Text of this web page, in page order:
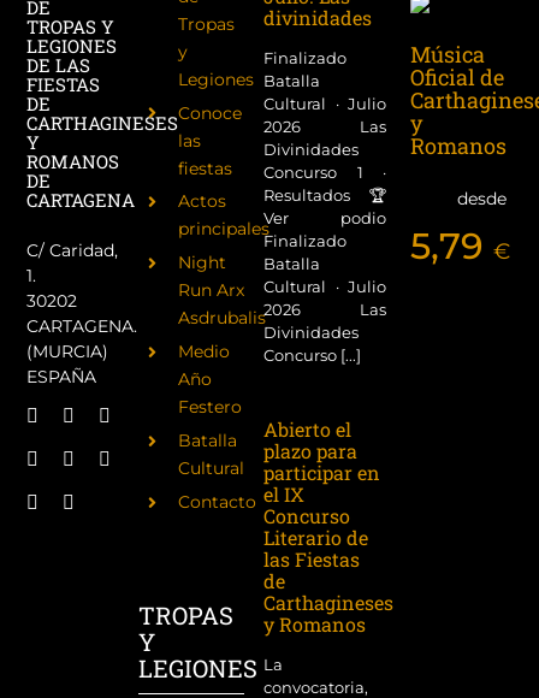
DE
TROPAS Y
LEGIONES
DE LAS
FIESTAS
DE
CARTHAGINESES
Y
ROMANOS
DE
CARTAGENA
C/ Caridad,
1.
30202
CARTAGENA.
(MURCIA)
ESPAÑA
Tropas
y
Legiones
Conoce
las
fiestas
Actos
principales
Night
Run Arx
Asdrubalis
Medio
Año
Festero
Batalla
Cultural
Contacto
TROPAS
Y
LEGIONES
divinidades
Finalizado
Batalla
Cultural · Julio
2026 Las
Divinidades
Concurso 1 ·
Resultados 🏆
Ver podio
Finalizado
Batalla
Cultural · Julio
2026 Las
Divinidades
Concurso [...]
Abierto el
plazo para
participar en
el IX
Concurso
Literario de
las Fiestas
de
Carthagineses
y Romanos
La
convocatoria,
Música
Oficial de
y
Romanos
desde
5,79€